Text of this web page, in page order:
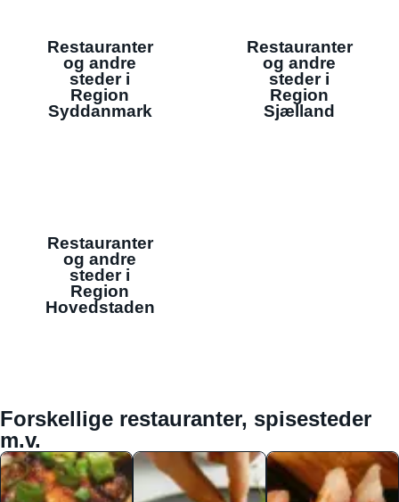
Restauranter
og andre
steder i
Region
Syddanmark
Restauranter
og andre
steder i
Region
Sjælland
Restauranter
og andre
steder i
Region
Hovedstaden
Forskellige restauranter, spisesteder
m.v.